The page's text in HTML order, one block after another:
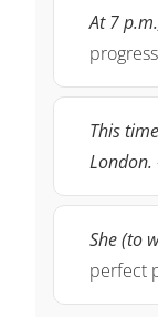
At 7
This
London.
She (to
perfect